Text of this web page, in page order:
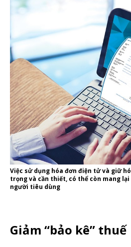
Việc sử dụng hóa đơn điện tử và giữ
trọng và cần thiết, có thể còn mang
người tiêu dùng
Giảm “bảo kê” thuế